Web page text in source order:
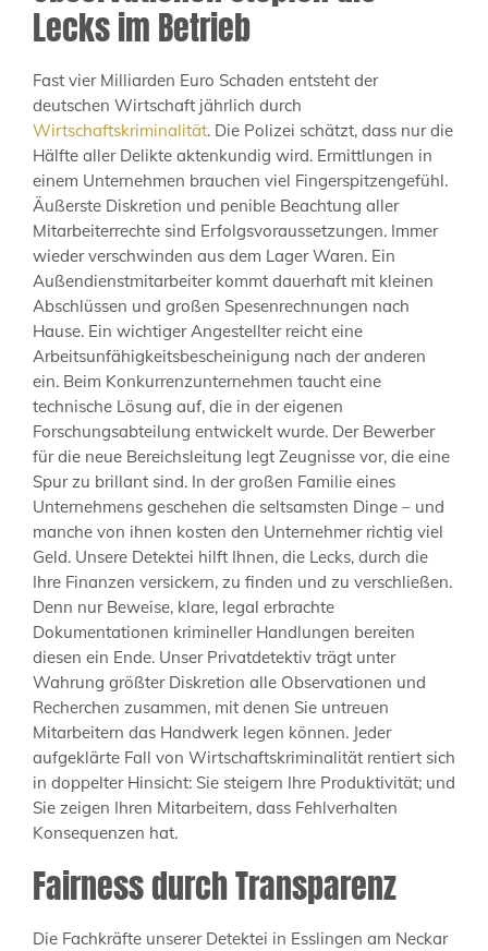
Lecks im Betrieb
Fast vier Milliarden Euro Schaden entsteht der
deutschen Wirtschaft jährlich durch
Wirtschaftskriminalität. Die Polizei schätzt, dass nur die
Hälfte aller Delikte aktenkundig wird. Ermittlungen in
einem Unternehmen brauchen viel Fingerspitzengefühl.
Äußerste Diskretion und penible Beachtung aller
Mitarbeiterrechte sind Erfolgsvoraussetzungen. Immer
wieder verschwinden aus dem Lager Waren. Ein
Außendienstmitarbeiter kommt dauerhaft mit kleinen
Abschlüssen und großen Spesenrechnungen nach
Hause. Ein wichtiger Angestellter reicht eine
Arbeitsunfähigkeitsbescheinigung nach der anderen
ein. Beim Konkurrenzunternehmen taucht eine
technische Lösung auf, die in der eigenen
Forschungsabteilung entwickelt wurde. Der Bewerber
für die neue Bereichsleitung legt Zeugnisse vor, die eine
Spur zu brillant sind. In der großen Familie eines
Unternehmens geschehen die seltsamsten Dinge – und
manche von ihnen kosten den Unternehmer richtig viel
Geld. Unsere Detektei hilft Ihnen, die Lecks, durch die
Ihre Finanzen versickern, zu finden und zu verschließen.
Denn nur Beweise, klare, legal erbrachte
Dokumentationen krimineller Handlungen bereiten
diesen ein Ende. Unser Privatdetektiv trägt unter
Wahrung größter Diskretion alle Observationen und
Recherchen zusammen, mit denen Sie untreuen
Mitarbeitern das Handwerk legen können. Jeder
aufgeklärte Fall von Wirtschaftskriminalität rentiert sich
in doppelter Hinsicht: Sie steigern Ihre Produktivität; und
Sie zeigen Ihren Mitarbeitern, dass Fehlverhalten
Konsequenzen hat.
Fairness durch Transparenz
Die Fachkräfte unserer Detektei in Esslingen am Neckar